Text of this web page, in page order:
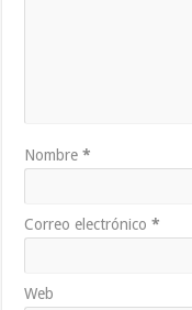
Nombre*
Correo electrónico*
Web